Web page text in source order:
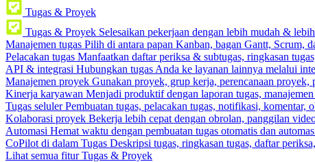
Tugas & Proyek
Tugas & Proyek Selesaikan pekerjaan dengan lebih mudah &
Manajemen tugas Pilih di antara papan Kanban, bagan Gantt, Scrum,
Pelacakan tugas Manfaatkan daftar periksa & subtugas, ringkasan
API & integrasi Hubungkan tugas Anda ke layanan lainnya melalui
Manajemen proyek Gunakan proyek, grup kerja, perencanaan proyek,
Kinerja karyawan Menjadi produktif dengan laporan tugas,
Tugas seluler Pembuatan tugas, pelacakan tugas, notifikasi, komentar,
Kolaborasi proyek Bekerja lebih cepat dengan obrolan, panggilan
Automasi Hemat waktu dengan pembuatan tugas otomatis dan
CoPilot di dalam Tugas Deskripsi tugas, ringkasan tugas, daftar
Lihat semua fitur Tugas & Proyek